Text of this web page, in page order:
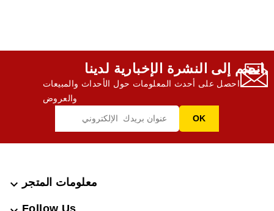
انضم إلى النشرة الإخبارية لدينا,
احصل على أحدث المعلومات حول الأحداث والمبيعات
والعروض
معلومات المتجر 
Follow Us